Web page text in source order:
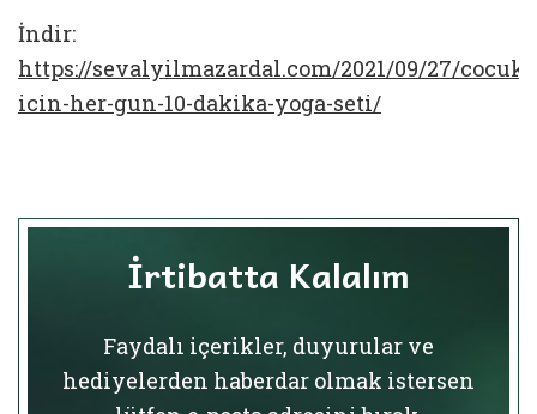
İndir:
https://sevalyilmazardal.com/2021/09/27/
icin-her-gun-10-dakika-yoga-seti/
İrtibatta Kalalım
Faydalı içerikler, duyurular ve
hediyelerden haberdar olmak istersen